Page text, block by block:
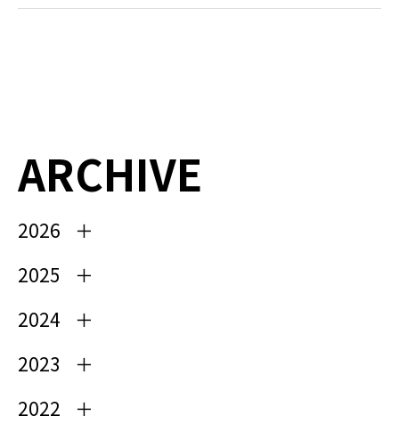
ARCHIVE
2026
2025
2024
2023
2022